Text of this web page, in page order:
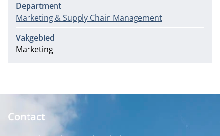
Department
Marketing & Supply Chain Management
Vakgebied
Marketing
Contact